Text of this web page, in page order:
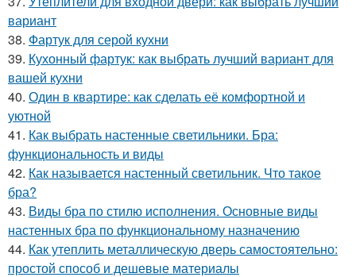
вариант
38. Фартук для серой кухни
39. Кухонный фартук: как выбрать лучший вариант для
вашей кухни
40. Один в квартире: как сделать её комфортной и
уютной
41. Как выбрать настенные светильники. Бра:
функциональность и виды
42. Как называется настенный светильник. Что такое
бра?
43. Виды бра по стилю исполнения. Основные виды
настенных бра по функциональному назначению
44. Как утеплить металлическую дверь самостоятельно:
простой способ и дешевые материалы